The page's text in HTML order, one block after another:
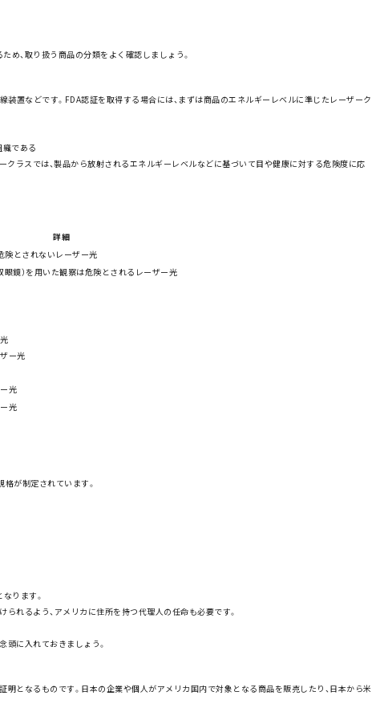
め、取り扱う商品の分類をよく確認しましょう。
装置などです。FDA認証を取得する場合には、まずは商品のエネルギーレベルに準じたレーザーク
である
クラスでは、製品から放射されるエネルギーレベルなどに基づいて目や健康に対する危険度に応
詳細
険とされないレーザー光
鏡）を用いた観察は危険とされるレーザー光
ー光
光
光
格が制定されています。
ります。
れるよう、アメリカに住所を持つ代理人の任命も必要です。
頭に入れておきましょう。
となるものです。日本の企業や個人がアメリカ国内で対象となる商品を販売したり、日本から米